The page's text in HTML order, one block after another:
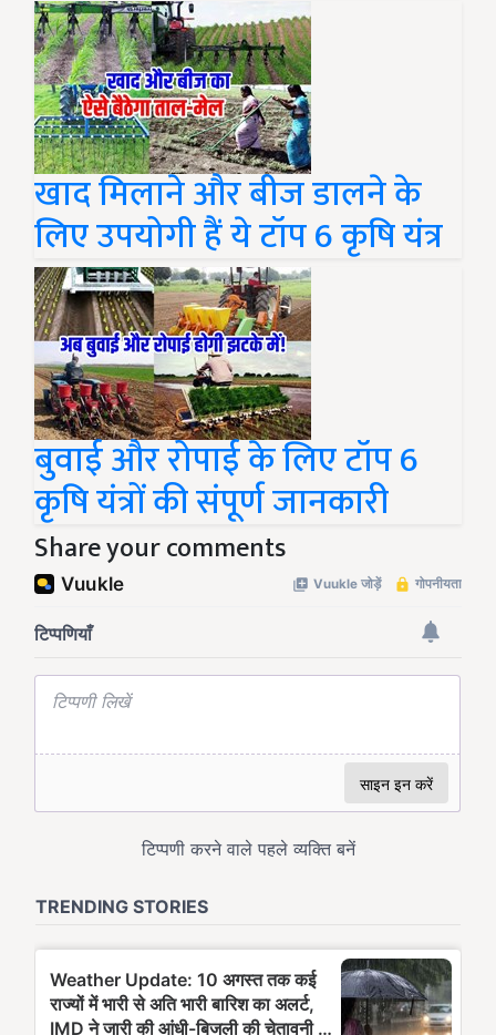
खाद मिलाने और बीज डालने के
लिए उपयोगी हैं ये टॉप 6 कृषि यंत्र
बुवाई और रोपाई के लिए टॉप 6
कृषि यंत्रों की संपूर्ण जानकारी
Share your comments